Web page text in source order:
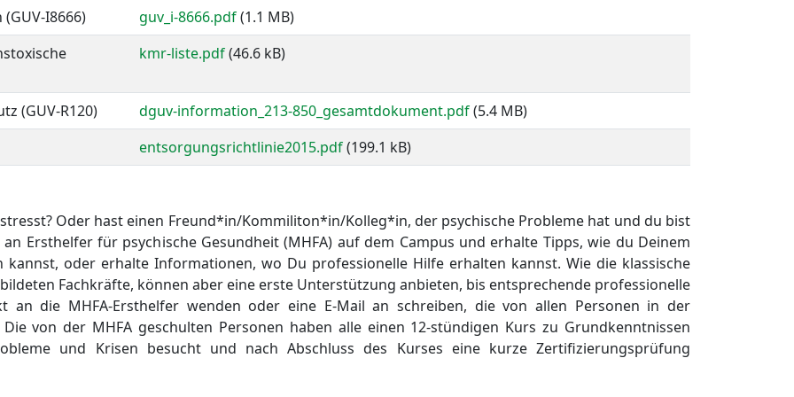
I8666) guv_i-8666.pdf(1.1 MB)
kmr-liste.pdf(46.6 kB)
(GUV-R120) dguv-information_213-850_gesamtdokument.pdf(5.4 MB)
entsorgungsrichtlinie2015.pdf(199.1 kB)
Oder hast einen Freund*in/Kommiliton*in/Kolleg*in, der psychische Probleme hat und du bist
Ersthelfer für psychische Gesundheit (MHFA) auf dem Campus und erhalte Tipps, wie du Deinem
oder erhalte Informationen, wo Du professionelle Hilfe erhalten kannst. Wie die klassische
Fachkräfte, können aber eine erste Unterstützung anbieten, bis entsprechende professionelle
die MHFA-Ersthelfer wenden oder eine E-Mail an schreiben, die von allen Personen in der
von der MHFA geschulten Personen haben alle einen 12-stündigen Kurs zu Grundkenntnissen
und Krisen besucht und nach Abschluss des Kurses eine kurze Zertifizierungsprüfung